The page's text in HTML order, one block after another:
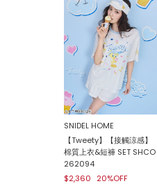
SNIDEL HOME
【Tweety】【接觸涼感】
棉質上衣&短褲 SET SHCO
262094
$2,360
20%OFF